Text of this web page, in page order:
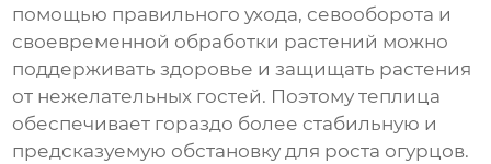
помощью правильного ухода, севооборота и
своевременной обработки растений можно
поддерживать здоровье и защищать растения
от нежелательных гостей. Поэтому теплица
обеспечивает гораздо более стабильную и
предсказуемую обстановку для роста огурцов.